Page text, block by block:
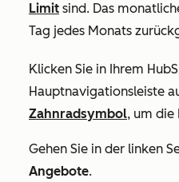
Limit sind. Das
Tag jedes Monats
Klicken Sie in Ihrem
Hauptnavigationsleiste
Zahnradsymbol, um die
Gehen Sie in der linken
Angebote.